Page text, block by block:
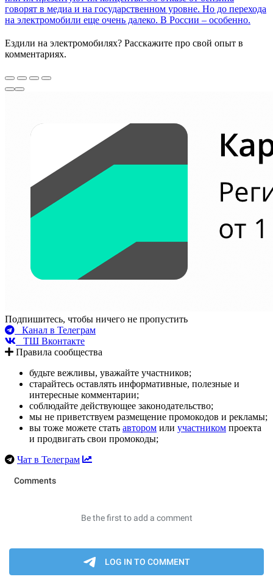
говорят в медиа и на государственном уровне. Но до перехода
на электромобили еще очень далеко. В России – особенно.
Ездили на электромобилях? Расскажите про свой опыт в
комментариях.
Подпишитесь, чтобы ничего не пропустить
Канал в Телеграм
ТШ Вконтакте
Правила сообщества
будьте вежливы, уважайте участников;
старайтесь оставлять информативные, полезные и
интересные комментарии;
соблюдайте действующее законодательство;
мы не приветствуем размещение промокодов и рекламы;
вы тоже можете стать автором или участником проекта
и продвигать свои промокоды;
Чат в Телеграм